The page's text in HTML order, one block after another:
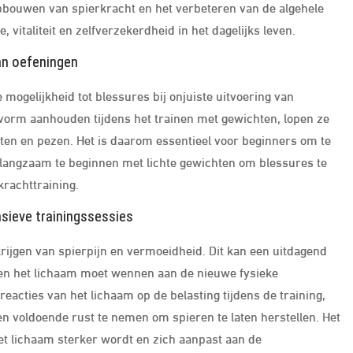
van spierkracht en het verbeteren van de algehele
vitaliteit en zelfverzekerdheid in het dagelijks leven.
oefeningen
tot blessures bij onjuiste uitvoering van
aanhouden tijdens het trainen met gewichten, lopen ze
en pezen. Het is daarom essentieel voor beginners om te
te beginnen met lichte gewichten om blessures te
trainingssessies
van spierpijn en vermoeidheid. Dit kan een uitdagend
het lichaam moet wennen aan de nieuwe fysieke
van het lichaam op de belasting tijdens de training,
voldoende rust te nemen om spieren te laten herstellen. Het
lichaam sterker wordt en zich aanpast aan de